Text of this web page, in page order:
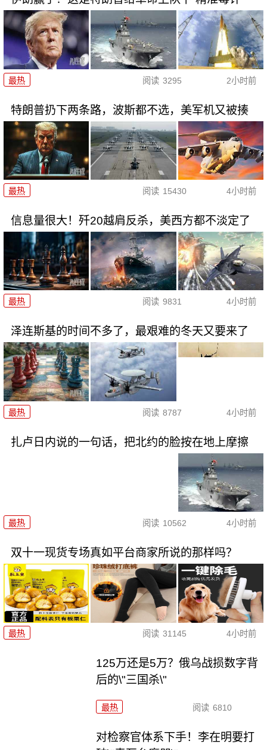
最热 阅读 3295 2小时前
特朗普扔下两条路，波斯都不选，美军机又被揍
最热 阅读 15430 4小时前
信息量很大！歼20越肩反杀，美西方都不淡定了
最热 阅读 9831 4小时前
泽连斯基的时间不多了，最艰难的冬天又要来了
最热 阅读 8787 4小时前
扎卢日内说的一句话，把北约的脸按在地上摩擦
最热 阅读 10562 4小时前
双十一现货专场真如平台商家所说的那样吗？
最热 阅读 31145 4小时前
125万还是5万？俄乌战损数字背
后的\"三国杀\"
最热 阅读 6810
对检察官体系下手！李在明要打